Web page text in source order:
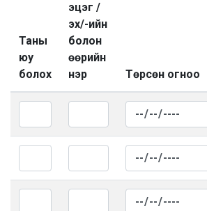
Таны
юу
болох
эцэг /
эх/-ийн
болон
өөрийн
нэр
Төрсөн огноо